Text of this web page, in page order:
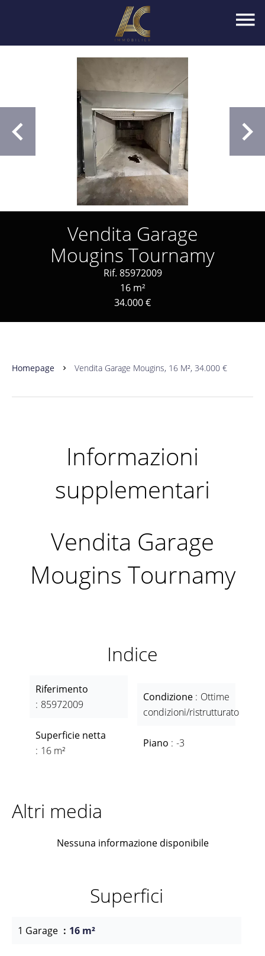
Vendita Garage
Mougins Tournamy
Rif. 85972009
16 m²
34.000 €
Homepage Vendita Garage Mougins, 16 M², 34.000 €
Informazioni
supplementari
Vendita Garage
Mougins Tournamy
Indice
Riferimento
85972009
Superficie netta
16 m²
Condizione
Ottime
condizioni/ristrutturato
Piano -3
Altri media
Nessuna informazione disponibile
Superfici
1 Garage 16 m²